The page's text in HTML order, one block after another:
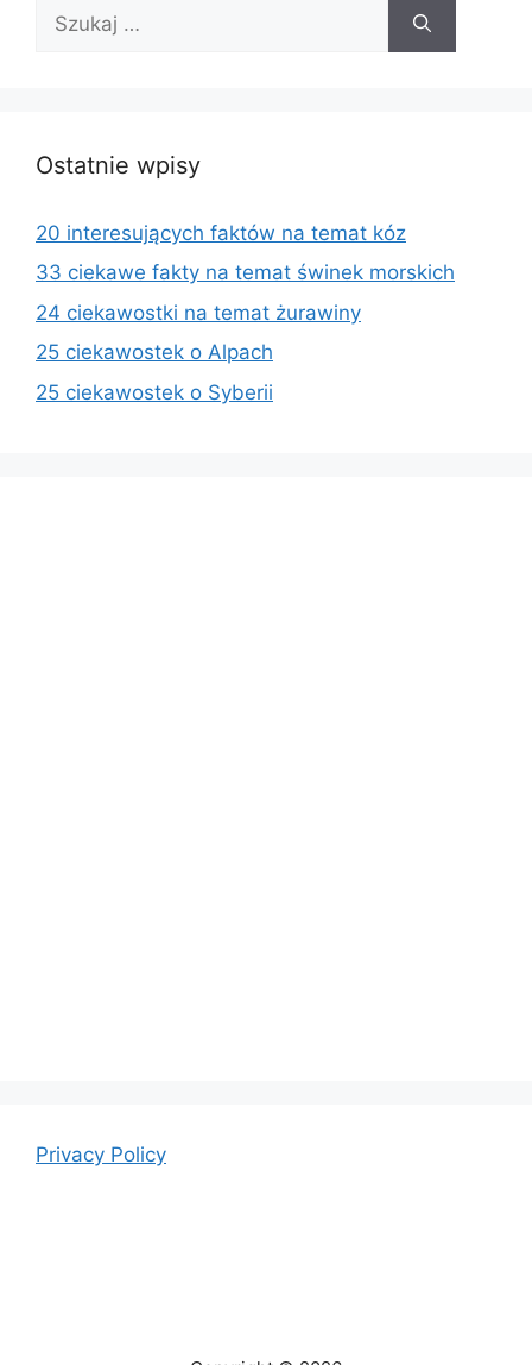
Ostatnie wpisy
20 interesujących faktów na temat kóz
33 ciekawe fakty na temat świnek morskich
24 ciekawostki na temat żurawiny
25 ciekawostek o Alpach
25 ciekawostek o Syberii
Privacy Policy